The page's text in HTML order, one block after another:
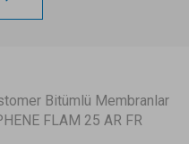
Bitümlü Membranlar
FLAM 25 AR FR